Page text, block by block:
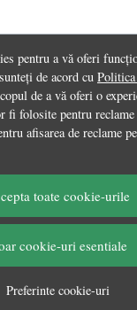
pentru a vă oferi
de acord cu
de a vă oferi o
fi folosite pentru reclame
afisarea de reclame
toate cookie-urile
cookie-uri esentiale
Preferinte cookie-uri